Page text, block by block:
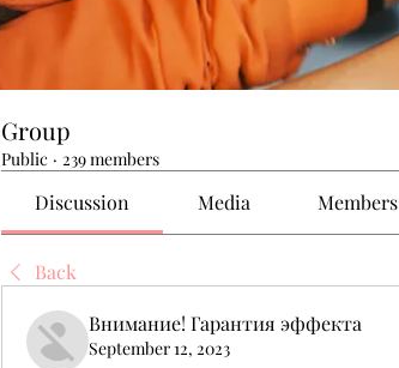
Group
Public · 239 members
Discussion Media Members
Back
Внимание! Гарантия эффекта
September 12, 2023